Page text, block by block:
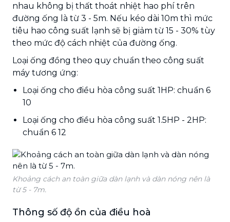
nhau không bị thất thoát nhiệt hao phí trên
đường ống là từ 3 - 5m. Nếu kéo dài 10m thì mức
tiêu hao công suất lạnh sẽ bị giảm từ 15 - 30% tùy
theo mức độ cách nhiệt của đường ống.
Loại ống đồng theo quy chuẩn theo công suất
máy tương ứng:
Loại ống cho điều hòa công suất 1HP: chuẩn 6
10
Loại ống cho điều hòa công suất 1.5HP - 2HP:
chuẩn 6 12
Khoảng cách an toàn giữa dàn lạnh và dàn nóng nên là
từ 5 - 7m.
Thông số độ ồn của điều hoà